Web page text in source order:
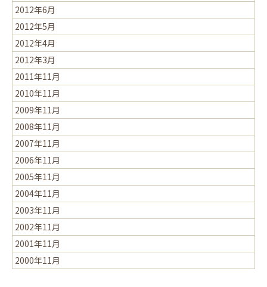
2012年6月
2012年5月
2012年4月
2012年3月
2011年11月
2010年11月
2009年11月
2008年11月
2007年11月
2006年11月
2005年11月
2004年11月
2003年11月
2002年11月
2001年11月
2000年11月